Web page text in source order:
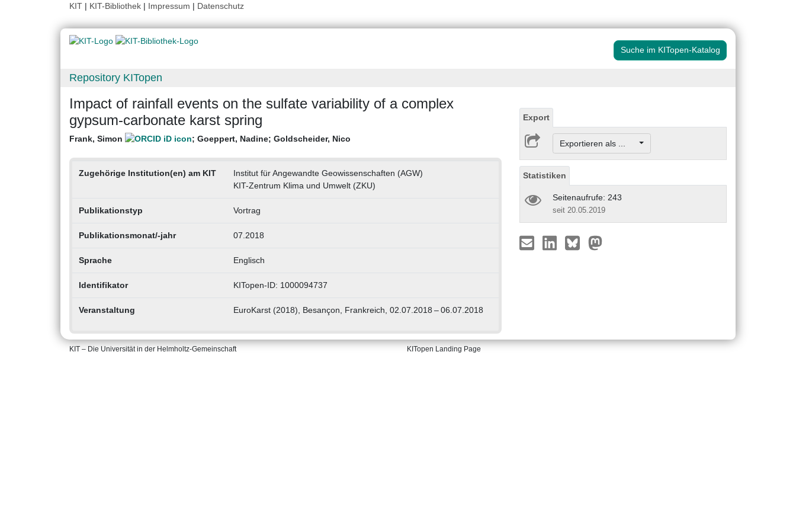
KIT | KIT-Bibliothek | Impressum | Datenschutz
Suche im KITopen-Katalog
Repository KITopen
Impact of rainfall events on the sulfate variability of a complex
gypsum-carbonate karst spring
Frank, Simon ; Goeppert, Nadine; Goldscheider, Nico
Zugehörige Institution(en) am KIT
Institut für Angewandte Geowissenschaften (AGW)
KIT-Zentrum Klima und Umwelt (ZKU)
Publikationstyp Vortrag
Publikationsmonat/-jahr 07.2018
Sprache Englisch
Identifikator KITopen-ID: 1000094737
Veranstaltung EuroKarst (2018), Besançon, Frankreich, 02.07.2018 – 06.07.2018
Export
Exportieren als ...
Statistiken
Seitenaufrufe: 243
seit 20.05.2019
KIT – Die Universität in der Helmholtz-Gemeinschaft KITopen Landing Page